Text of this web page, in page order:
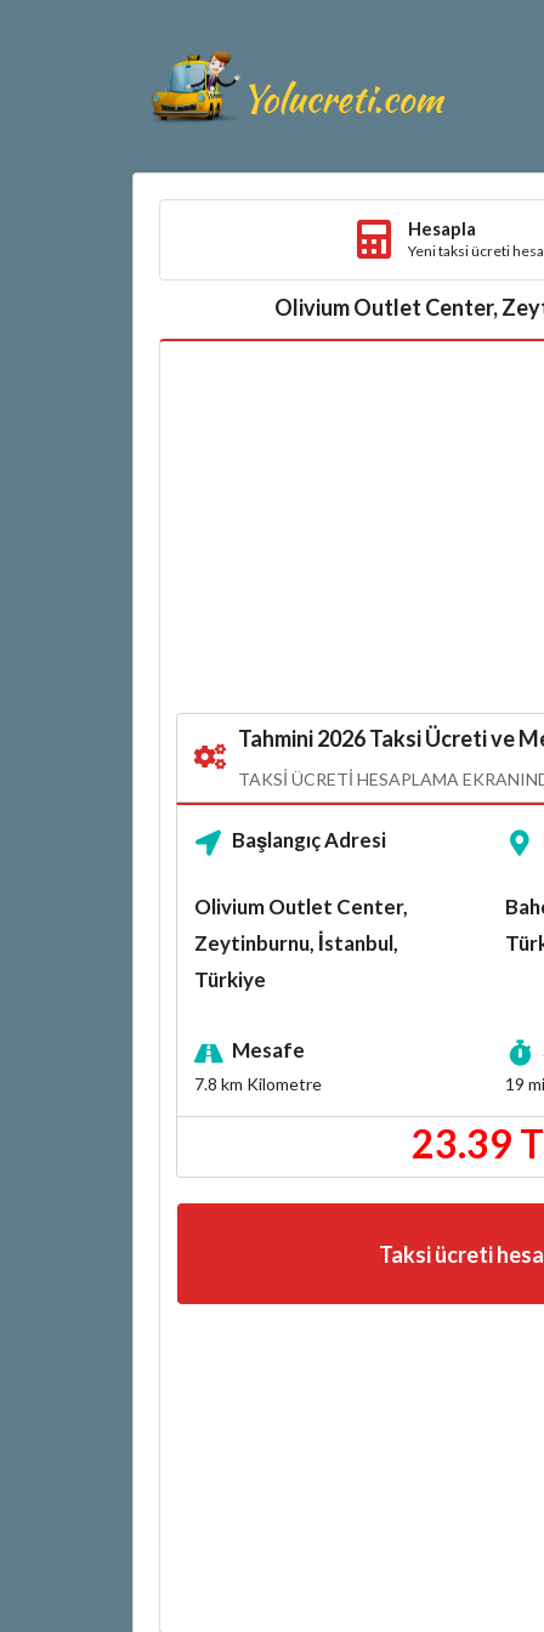
Hesapla
Yeni taksi ücreti
Olivium Outlet Center,
Tahmini 2026 Taksi Ücreti ve
TAKSI ÜCRETI HESAPLAMA
Başlangıç Adresi
Olivium Outlet Center,
Zeytinburnu, İstanbul,
Türkiye
Mesafe
7.8 km Kilometre 19
23.39
Taksi ücreti